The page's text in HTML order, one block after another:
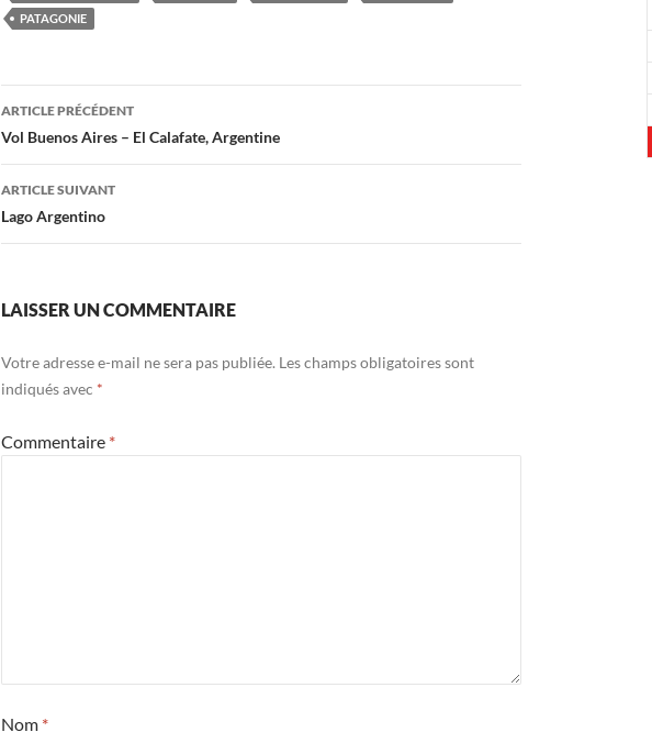
PATAGONIE
Navigation
des
articles
ARTICLE PRÉCÉDENT
Vol Buenos Aires – El Calafate, Argentine
ARTICLE SUIVANT
Lago Argentino
LAISSER UN COMMENTAIRE
Votre adresse e-mail ne sera pas publiée. Les champs obligatoires sont
indiqués avec *
Commentaire *
Nom *